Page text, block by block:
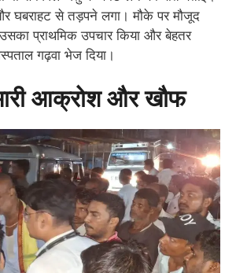
घबराहट से तड़पने लगा। मौके पर मौजूद
प्राथमिक उपचार किया और बेहतर
गढ़वा भेज दिया।
आक्रोश और खौफ